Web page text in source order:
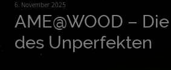
6. November 2025
AME@WOOD –
des Unperfekten